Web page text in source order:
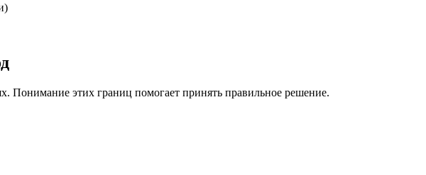
Понимание этих границ помогает принять правильное решение.